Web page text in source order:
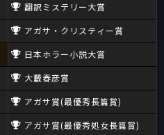
翻訳ミステリー大賞
アガサ・クリスティー賞
日本ホラー小説大賞
大藪春彦賞
アガサ賞(最優秀長篇賞)
アガサ賞(最優秀処女長篇賞)